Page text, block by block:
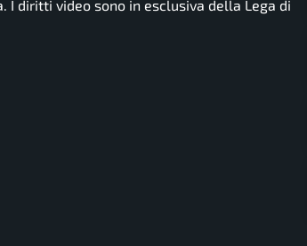
I diritti video sono in esclusiva della Lega di